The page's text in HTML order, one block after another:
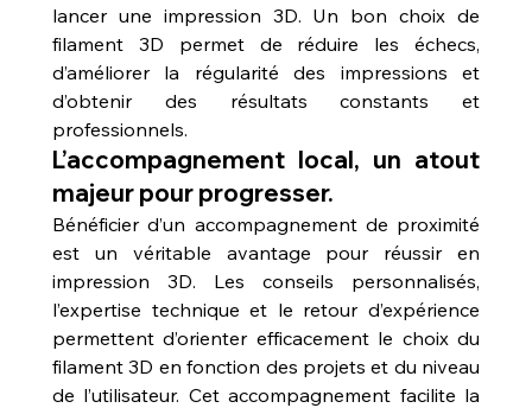
lancer une impression 3D. Un bon choix de
filament 3D permet de réduire les échecs,
d’améliorer la régularité des impressions et
d’obtenir des résultats constants et
professionnels.
L’accompagnement local, un atout
majeur pour progresser.
Bénéficier d’un accompagnement de proximité
est un véritable avantage pour réussir en
impression 3D. Les conseils personnalisés,
l’expertise technique et le retour d’expérience
permettent d’orienter efficacement le choix du
filament 3D en fonction des projets et du niveau
de l’utilisateur. Cet accompagnement facilite la